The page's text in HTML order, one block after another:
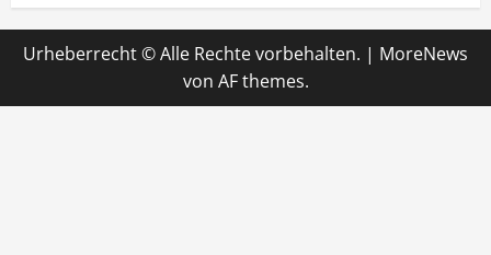
Urheberrecht © Alle Rechte vorbehalten. | MoreNews
von AF themes.